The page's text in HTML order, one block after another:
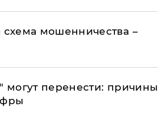
схема мошенничества –
могут перенести: причины